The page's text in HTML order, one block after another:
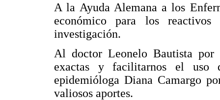
A la Ayuda Alemana a los
económico para los
investigación.
Al doctor Leonelo Bautista por
exactas y facilitarnos el
epidemióloga Diana Camargo
valiosos aportes.